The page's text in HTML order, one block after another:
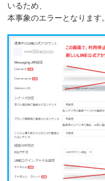
いるため、
本事象のエラーとなります。